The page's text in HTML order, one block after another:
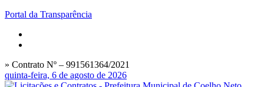
Portal da Transparência
» Contrato Nº – 991561364/2021
quinta-feira, 6 de agosto de 2026